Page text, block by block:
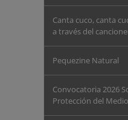
Canta cuco, canta
a través del
Pequezine Natural
Convocatoria 2026
Protección del